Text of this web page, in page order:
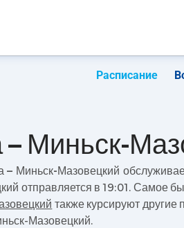
Расписание
– Миньск-
– Миньск-Мазовецкий
отправляется в 19:01. Самое
также курсируют другие
Мазовецкий.